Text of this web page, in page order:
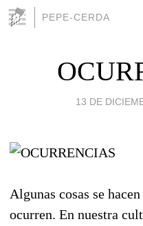
PEPE-CERDA
13 DE
Algunas cosas se
ocurren. En nuestra